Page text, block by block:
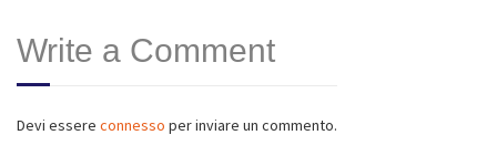
Write a Comment
Devi essere connesso per inviare un commento.